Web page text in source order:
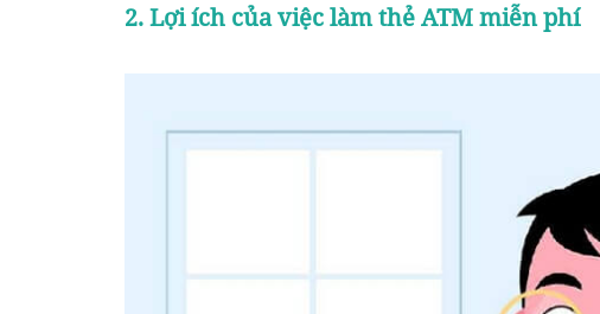
2. Lợi ích của việc làm thẻ ATM miễn phí